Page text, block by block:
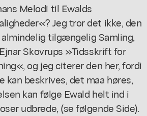
Melodi til Ewalds
Jeg tror det ikke, den
tilgængelig Samling,
Skovrups »Tidsskrift for
og jeg citerer den her, fordi
kan beskrives, det maa høres,
kan følge Ewald helt ind i
udbrede, (se følgende Side).